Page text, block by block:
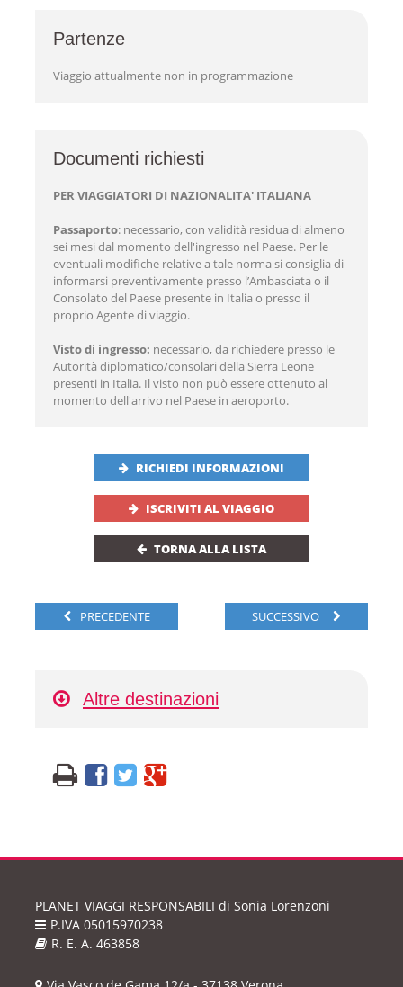
Partenze
Viaggio attualmente non in programmazione
Documenti richiesti
PER VIAGGIATORI DI NAZIONALITA' ITALIANA
Passaporto: necessario, con validità residua di almeno
sei mesi dal momento dell'ingresso nel Paese. Per le
eventuali modifiche relative a tale norma si consiglia di
informarsi preventivamente presso l’Ambasciata o il
Consolato del Paese presente in Italia o presso il
proprio Agente di viaggio.
Visto di ingresso: necessario, da richiedere presso le
Autorità diplomatico/consolari della Sierra Leone
presenti in Italia. Il visto non può essere ottenuto al
momento dell'arrivo nel Paese in aeroporto.
RICHIEDI INFORMAZIONI
ISCRIVITI AL VIAGGIO
TORNA ALLA LISTA
PRECEDENTE SUCCESSIVO
Altre destinazioni
PLANET VIAGGI RESPONSABILI di Sonia Lorenzoni
P.IVA 05015970238
R. E. A. 463858